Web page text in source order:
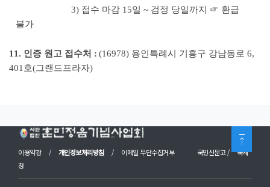
3) 접수 마감 15일 ~ 검정 당일까지 ☞ 환급
불가
11. 인증 원고 접수처 : (16978) 용인특례시 기흥구 강남동로 6,
401 호(그랜드프라자)
이용약관 / 개인정보처리방침 / 이메일 무단수집거부 국민신문고/
국세
청